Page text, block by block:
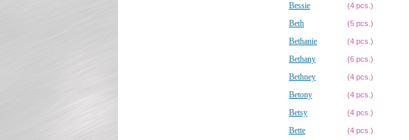
Bessie (4 pcs.)
Beth (5 pcs.)
Bethanie (4 pcs.)
Bethany (6 pcs.)
Bethney (4 pcs.)
Betony (4 pcs.)
Betsy (4 pcs.)
Bette (4 pcs.)